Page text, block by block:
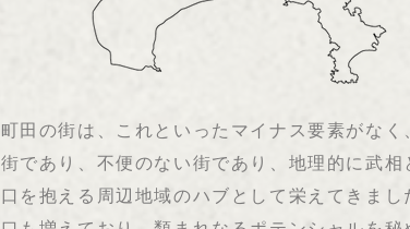
町田の街は、これといったマイナス要素がなく
街であり、不便のない街であり、地理的に武相
口を抱える周辺地域のハブとして栄えてきまし